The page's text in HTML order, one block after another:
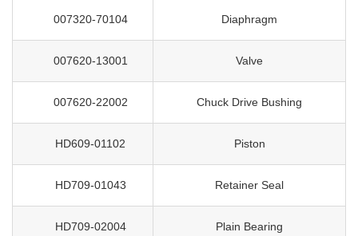
007320-70104 Diaphragm
007620-13001 Valve
007620-22002 Chuck Drive Bushing
HD609-01102 Piston
HD709-01043 Retainer Seal
HD709-02004 Plain Bearing